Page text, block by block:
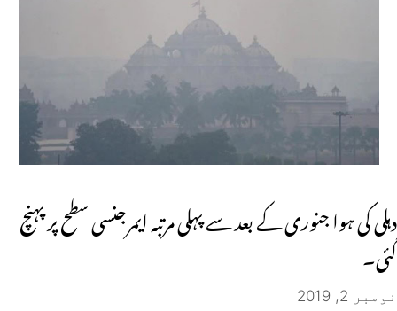
دہلی کی ہوا جنوری کے بعد سے پہلی مرتبہ ایمرجنسی سطح پر پہنچ
گئی۔
نومبر 2, 2019